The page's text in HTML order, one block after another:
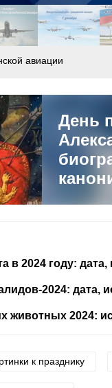
авиации
День
в 2024 году:
2024: дата,
2024:
к празднику